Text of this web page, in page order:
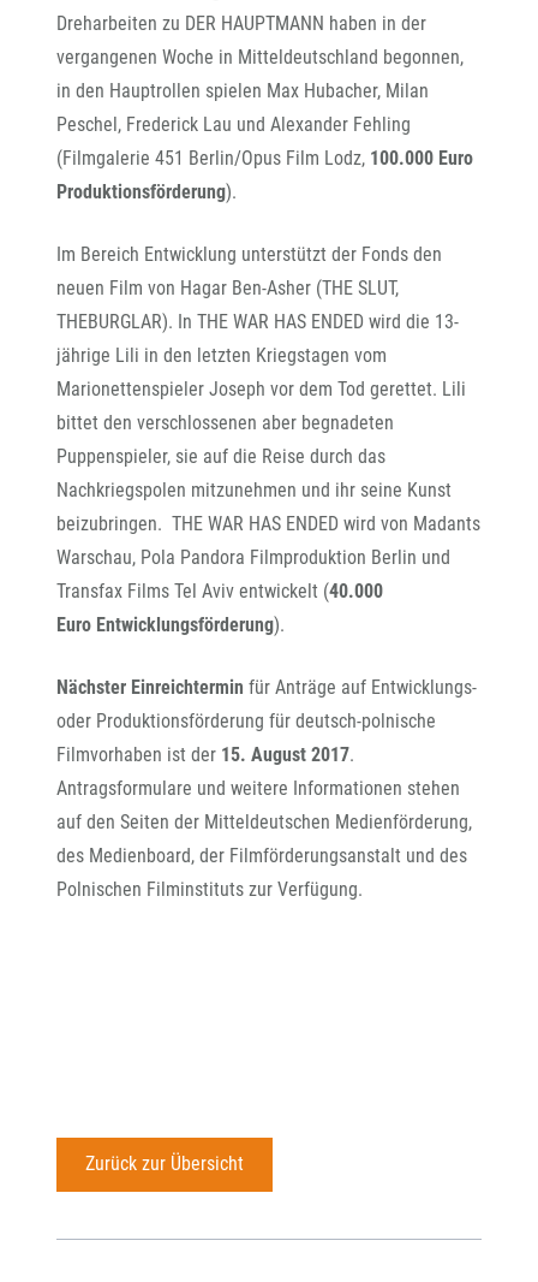
Dreharbeiten zu DER HAUPTMANN haben in der
vergangenen Woche in Mitteldeutschland begonnen,
in den Hauptrollen spielen Max Hubacher, Milan
Peschel, Frederick Lau und Alexander Fehling
(Filmgalerie 451 Berlin/Opus Film Lodz, 100.000 Euro
Produktionsförderung).
Im Bereich Entwicklung unterstützt der Fonds den
neuen Film von Hagar Ben-Asher (THE SLUT,
THEBURGLAR). In THE WAR HAS ENDED wird die 13-
jährige Lili in den letzten Kriegstagen vom
Marionettenspieler Joseph vor dem Tod gerettet. Lili
bittet den verschlossenen aber begnadeten
Puppenspieler, sie auf die Reise durch das
Nachkriegspolen mitzunehmen und ihr seine Kunst
beizubringen. THE WAR HAS ENDED wird von Madants
Warschau, Pola Pandora Filmproduktion Berlin und
Transfax Films Tel Aviv entwickelt (40.000
Euro Entwicklungsförderung).
Nächster Einreichtermin für Anträge auf Entwicklungs-
oder Produktionsförderung für deutsch-polnische
Filmvorhaben ist der 15. August 2017.
Antragsformulare und weitere Informationen stehen
auf den Seiten der Mitteldeutschen Medienförderung,
des Medienboard, der Filmförderungsanstalt und des
Polnischen Filminstituts zur Verfügung.
Zurück zur Übersicht